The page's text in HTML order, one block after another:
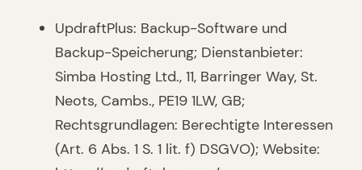
UpdraftPlus: Backup-Software und
Backup-Speicherung; Dienstanbieter:
Simba Hosting Ltd., 11, Barringer Way, St.
Neots, Cambs., PE19 1LW, GB;
Rechtsgrundlagen: Berechtigte Interessen
(Art. 6 Abs. 1 S. 1 lit. f) DSGVO); Website: